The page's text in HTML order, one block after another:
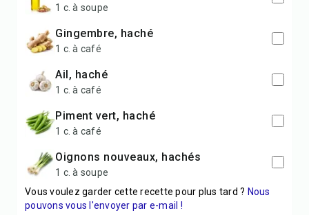
1 c. à soupe
gingembre, haché
1 c. à café
ail, haché
1 c. à café
piment vert, haché
1 c. à café
oignons nouveaux, hachés
1 c. à soupe
Vous voulez garder cette recette pour plus tard ? Nous
pouvons vous l'envoyer par e-mail !